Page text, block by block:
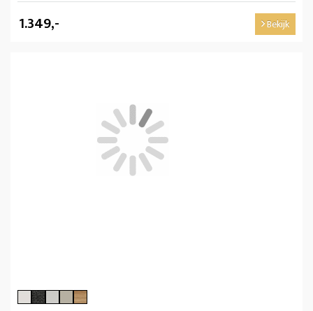
1.349,- Bekijk